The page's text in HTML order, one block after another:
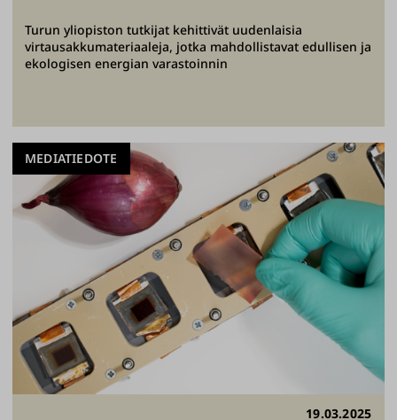
Turun yliopiston tutkijat kehittivät uudenlaisia
virtausakkumateriaaleja, jotka mahdollistavat edullisen ja
ekologisen energian varastoinnin
19.03.2025
MEDIATIEDOTE